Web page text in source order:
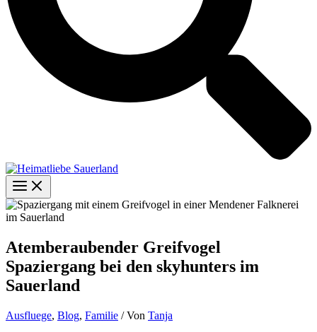
Atemberaubender Greifvogel
Spaziergang bei den skyhunters im
Sauerland
Ausfluege, Blog, Familie / Von Tanja